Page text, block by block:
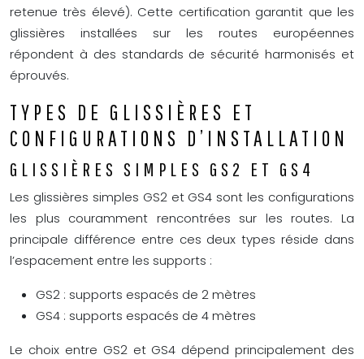
retenue très élevé). Cette certification garantit que les
glissières installées sur les routes européennes
répondent à des standards de sécurité harmonisés et
éprouvés.
TYPES DE GLISSIÈRES ET
CONFIGURATIONS D’INSTALLATION
GLISSIÈRES SIMPLES GS2 ET GS4
Les glissières simples GS2 et GS4 sont les configurations
les plus couramment rencontrées sur les routes. La
principale différence entre ces deux types réside dans
l’espacement entre les supports :
GS2 : supports espacés de 2 mètres
GS4 : supports espacés de 4 mètres
Le choix entre GS2 et GS4 dépend principalement des